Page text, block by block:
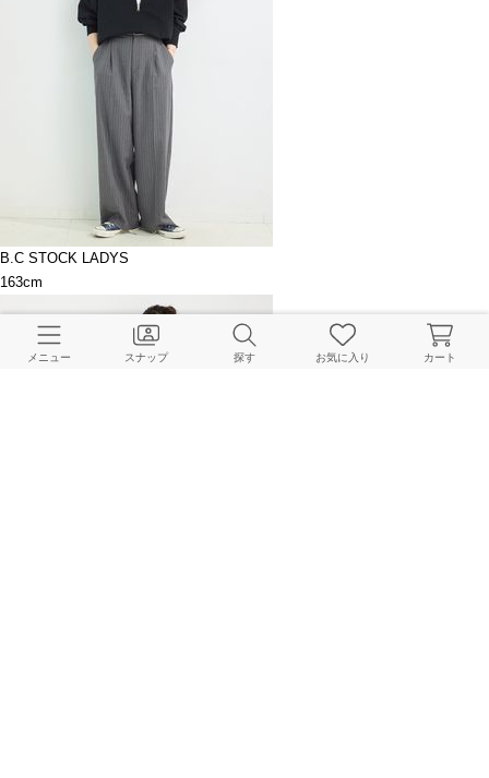
B.C STOCK LADYS
163cm
メニュー スナップ 探す お気に入り カート